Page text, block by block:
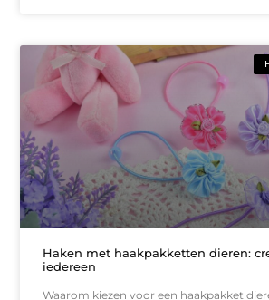
Haken met haakpakketten dieren:
iedereen
Waarom kiezen voor een haakpakket